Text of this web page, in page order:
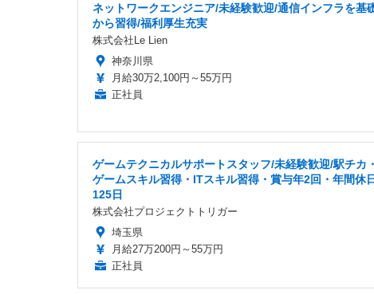
ネットワークエンジニア/未経験歓迎/通信インフラを基
から習得/福利厚生充実
株式会社Le Lien
神奈川県
月給30万2,100円～55万円
正社員
ゲームテクニカルサポートスタッフ/未経験歓迎/駅チカ・
ゲームスキル習得・ITスキル習得・賞与年2回・年間休日
125日
株式会社プロジェクトトリガー
埼玉県
月給27万200円～55万円
正社員